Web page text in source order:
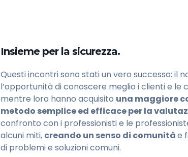
Insieme per la sicurezza.
Questi incontri sono stati un vero successo: il
l’opportunità di conoscere meglio i clienti e le
mentre loro hanno acquisito una maggiore
metodo semplice ed efficace per la
confronto con i professionisti e le
alcuni miti, creando un senso di comunitàe
di problemi e soluzioni comuni.